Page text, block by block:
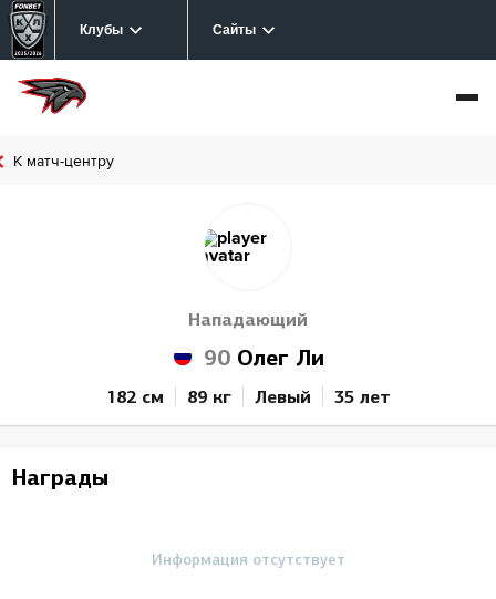
Клубы Сайты
К матч-центру
Нападающий
90Олег Ли
182 см 89 кг Левый 35 лет
Награды
Информация отсутствует